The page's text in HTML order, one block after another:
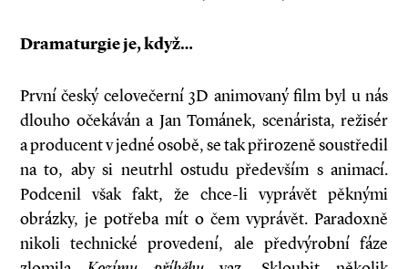
Dramaturgie je, když…
První český celovečerní 3D animovaný film byl u nás
dlouho očekáván a Jan Tománek, scenárista, režisér
a producent v jedné osobě, se tak přirozeně soustředil
na to, aby si neutrhl ostudu především s animací.
Podcenil však fakt, že chce-li vyprávět pěknými
obrázky, je potřeba mít o čem vyprávět. Paradoxně
nikoli technické provedení, ale předvýrobní fáze